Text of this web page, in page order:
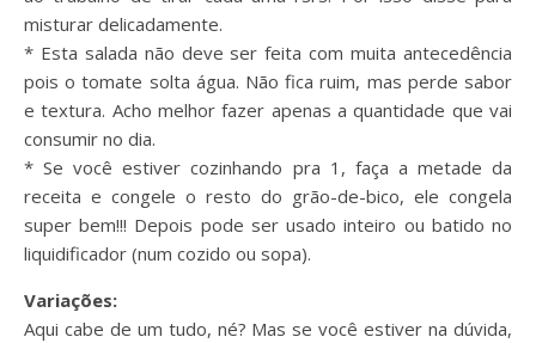
misturar delicadamente.
* Esta salada não deve ser feita com muita antecedência
pois o tomate solta água. Não fica ruim, mas perde sabor
e textura. Acho melhor fazer apenas a quantidade que vai
consumir no dia.
* Se você estiver cozinhando pra 1, faça a metade da
receita e congele o resto do grão-de-bico, ele congela
super bem!!! Depois pode ser usado inteiro ou batido no
liquidificador (num cozido ou sopa).
Variações:
Aqui cabe de um tudo, né? Mas se você estiver na dúvida,